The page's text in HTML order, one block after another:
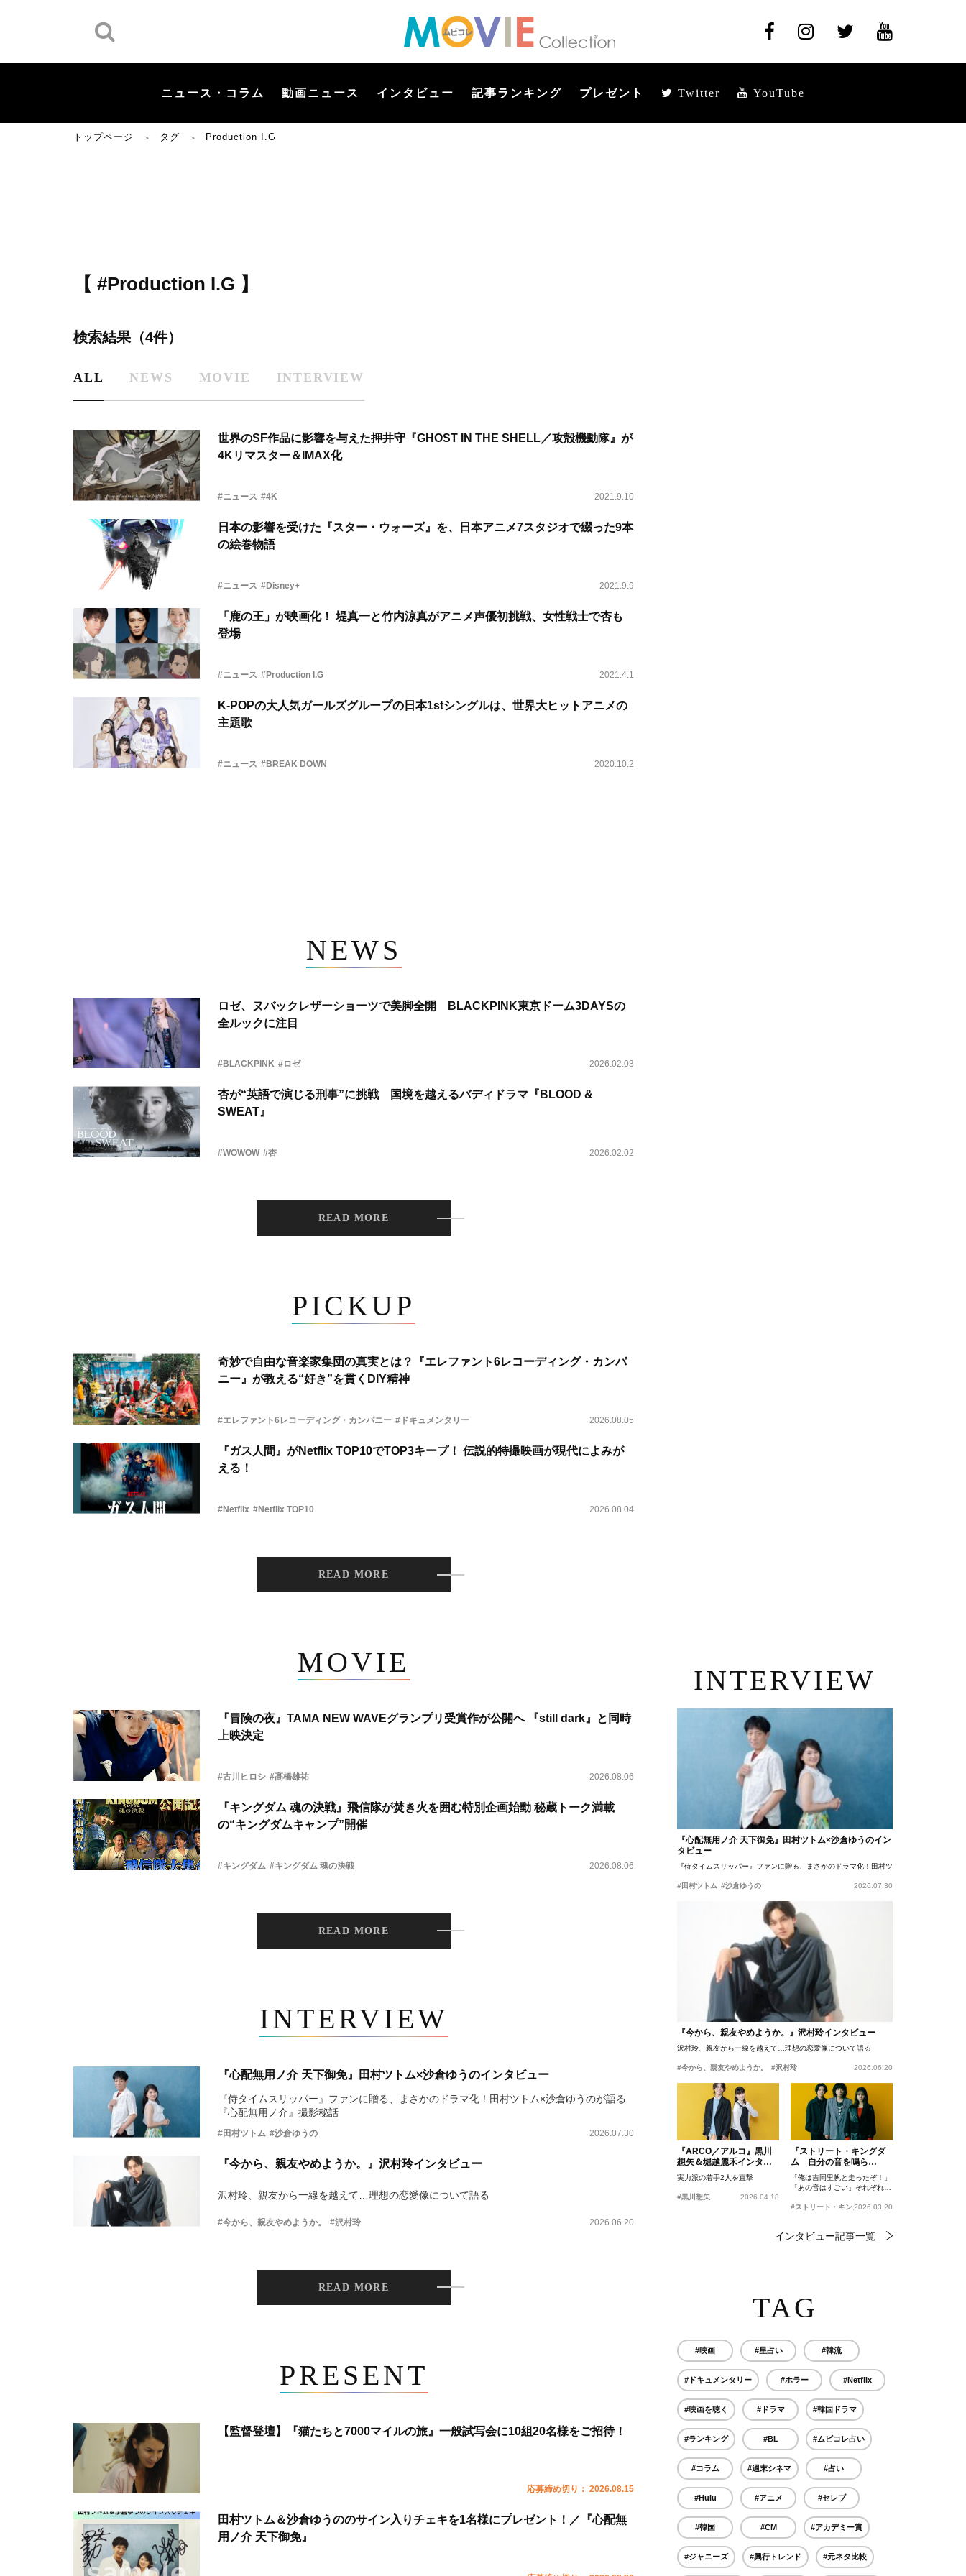
ニュース・コラム 動画ニュース インタビュー 記事ランキング プレゼント Twitter YouTube
トップページ ＞ タグ ＞ Production I.G
【 #Production I.G 】
検索結果（4件）
ALL NEWS MOVIE INTERVIEW
世界のSF作品に影響を与えた押井守『GHOST IN THE SHELL／攻殻機動隊』が
4Kリマスター＆IMAX化
#ニュース #4K 2021.9.10
日本の影響を受けた『スター・ウォーズ』を、日本アニメ7スタジオで綴った9本
の絵巻物語
#ニュース #Disney+ 2021.9.9
「鹿の王」が映画化！ 堤真一と竹内涼真がアニメ声優初挑戦、女性戦士で杏も
登場
#ニュース #Production I.G 2021.4.1
K-POPの大人気ガールズグループの日本1stシングルは、世界大ヒットアニメの
主題歌
#ニュース #BREAK DOWN 2020.10.2
NEWS
ロゼ、ヌバックレザーショーツで美脚全開 BLACKPINK東京ドーム3DAYSの
全ルックに注目
#BLACKPINK #ロゼ 2026.02.03
杏が“英語で演じる刑事”に挑戦 国境を越えるバディドラマ『BLOOD &
SWEAT』
#WOWOW #杏 2026.02.02
READ MORE
PICKUP
奇妙で自由な音楽家集団の真実とは？『エレファント6レコーディング・カンパ
ニー』が教える“好き”を貫くDIY精神
#エレファント6レコーディング・カンパニー #ドキュメンタリー 2026.08.05
『ガス人間』がNetflix TOP10でTOP3キープ！ 伝説的特撮映画が現代によみが
える！
#Netflix #Netflix TOP10 2026.08.04
READ MORE
MOVIE
『冒険の夜』TAMA NEW WAVEグランプリ受賞作が公開へ 『still dark』と同時
上映決定
#古川ヒロシ #髙橋雄祐 2026.08.06
『キングダム 魂の決戦』飛信隊が焚き火を囲む特別企画始動 秘蔵トーク満載
の“キングダムキャンプ”開催
#キングダム #キングダム 魂の決戦 2026.08.06
READ MORE
INTERVIEW
『心配無用ノ介 天下御免』田村ツトム×沙倉ゆうのインタビュー
『侍タイムスリッパー』ファンに贈る、まさかのドラマ化！田村ツトム×沙倉ゆうのが語る
『心配無用ノ介』撮影秘話
#田村ツトム #沙倉ゆうの 2026.07.30
『今から、親友やめようか。』沢村玲インタビュー
沢村玲、親友から一線を越えて…理想の恋愛像について語る
#今から、親友やめようか。 #沢村玲 2026.06.20
READ MORE
PRESENT
【監督登壇】『猫たちと7000マイルの旅』一般試写会に10組20名様をご招待！
応募締め切り： 2026.08.15
田村ツトム＆沙倉ゆうののサイン入りチェキを1名様にプレゼント！／『心配無
用ノ介 天下御免』
INTERVIEW
『心配無用ノ介 天下御免』田村ツトム×沙倉ゆうのイン
タビュー
『侍タイムスリッパー』ファンに贈る、まさかのドラマ化！田村ツトム×沙倉ゆうのが語
#田村ツトム #沙倉ゆうの 2026.07.30
『今から、親友やめようか。』沢村玲インタビュー
沢村玲、親友から一線を越えて…理想の恋愛像について語る
#今から、親友やめようか。 #沢村玲 2026.06.20
『ARCO／アルコ』黒川
想矢＆堀越麗禾インタビ
ュー
実力派の若手2人を直撃
#黒川想矢 2026.04.18
『ストリート・キングダ
ム 自分の音を鳴ら
せ。』峯田和伸、若葉竜
也、吉岡里帆インタビュ
ー
「俺は吉岡里帆と走ったぞ！」
「あの音はすごい」それぞれの
#ストリート・キングダム 自分の音を鳴らせ。
2026.03.20
インタビュー記事一覧
TAG
#映画 #星占い #韓流
#ドキュメンタリー #ホラー #Netflix
#映画を聴く #ドラマ #韓国ドラマ
#ランキング #BL #ムビコレ占い
#コラム #週末シネマ #占い
#Hulu #アニメ #セレブ
#韓国 #CM #アカデミー賞
#ジャニーズ #興行トレンド #元ネタ比較